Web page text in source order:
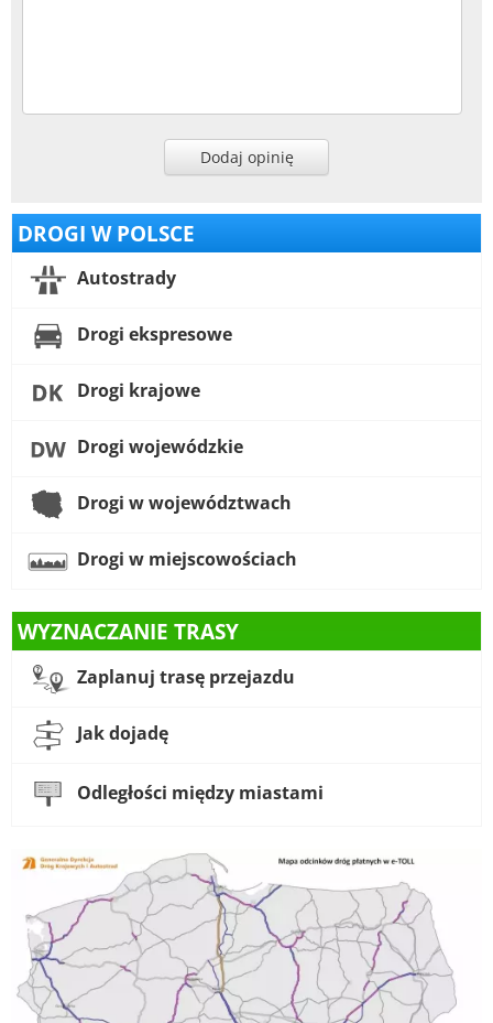
Dodaj opinię
DROGI W POLSCE
Autostrady
Drogi ekspresowe
Drogi krajowe
Drogi wojewódzkie
Drogi w województwach
Drogi w miejscowościach
WYZNACZANIE TRASY
Zaplanuj trasę przejazdu
Jak dojadę
Odległości między miastami